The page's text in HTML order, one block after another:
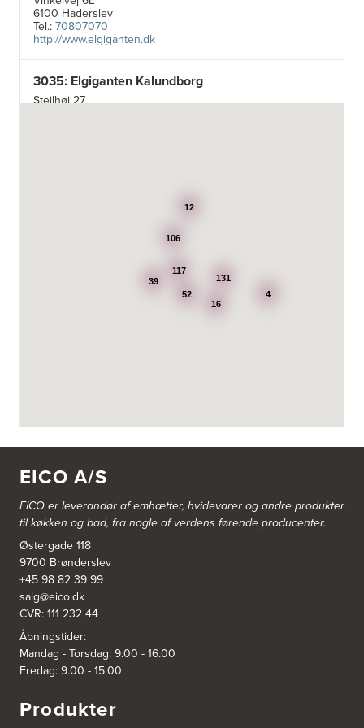
6100 Haderslev
Tel.:70807070
http://www.elgiganten.dk
3035: Elgiganten Kalundborg
Stejlhøj 27
2635 Ishøj
https://www.power.dk/butik/power-ishoj/s-3830/
3831: Power Rødovre
Rødovre Centrum 90
2610 Rødovre
https://www.power.dk/butik/power-roedovre/s-3831/
3832: Power Slagelse
Japanvej 8
4200 Slagelse
Tel.:70338080
https://www.power.dk/butik/power-slagelse/s-3832/
3836: Power Frederikshavn
131
117
106
16
39
52
4
12
EICO A/S
EICO er leverandør af emhætter, hvidevarer ogandre produkter
til køkken og bad, fra nogle af verdens førende producenter.
Østergade 118
9700 Brønderslev
+45 98 82 39 99
salg@eico.dk
CVR: 111 232 44
Åbningstider:
Mandag - Torsdag: 9.00 - 16.00
Fredag: 9.00 - 15.00
Produkter